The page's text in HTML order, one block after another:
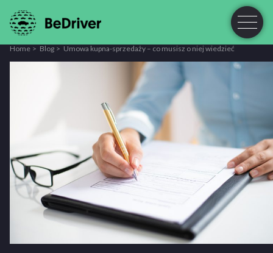
Home Blog Umowa kupna-sprzedaży – co musisz o niej wiedzieć